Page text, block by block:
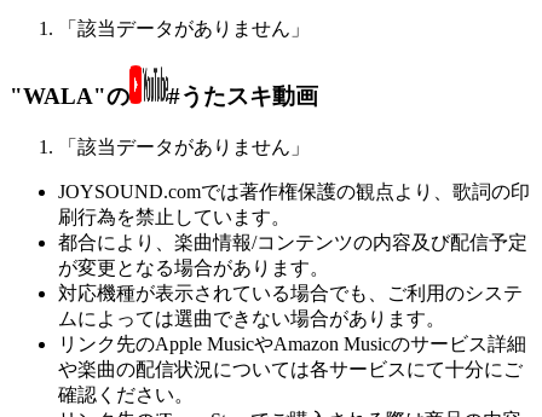
「該当データがありません」
"WALA"の #うたスキ動画
「該当データがありません」
JOYSOUND.comでは著作権保護の観点より、歌詞の印
刷行為を禁止しています。
都合により、楽曲情報/コンテンツの内容及び配信予定
が変更となる場合があります。
対応機種が表示されている場合でも、ご利用のシステ
ムによっては選曲できない場合があります。
リンク先のApple MusicやAmazon Musicのサービス詳細
や楽曲の配信状況については各サービスにて十分にご
確認ください。